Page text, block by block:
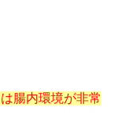
腸内環境が非常